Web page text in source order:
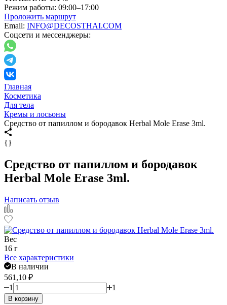
Режим работы: 09:00–17:00
Проложить маршрут
Email: INFO@DECOSTHAI.COM
Соцсети и мессенджеры:
Главная
Косметика
Для тела
Кремы и лосьоны
Средство от папиллом и бородавок Herbal Mole Erase 3ml.
{}
Средство от папиллом и бородавок
Herbal Mole Erase 3ml.
Написать отзыв
Вес
16 г
Все характеристики
В наличии
561,10 ₽
1
1
В корзину